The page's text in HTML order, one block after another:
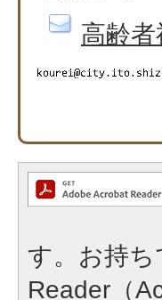
高齢
す。お持
Reader（